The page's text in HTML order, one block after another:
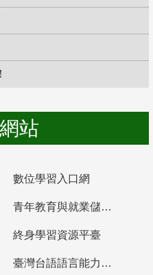
站
數位學習入口網
青年教育與就業儲蓄帳戶
終身學習資源平臺
臺灣台語語言能力認證網站